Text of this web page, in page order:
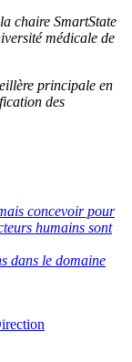
chaire SmartState
médicale de
principale en
des
concevoir pour
humains sont
dans le domaine